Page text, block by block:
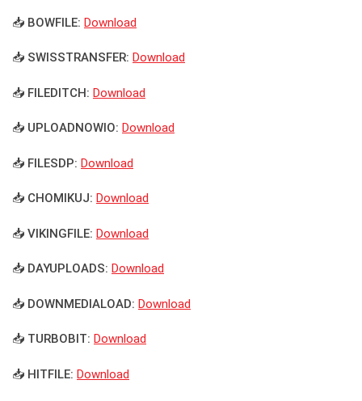
📥 BOWFILE: Download
📥 SWISSTRANSFER: Download
📥 FILEDITCH: Download
📥 UPLOADNOWIO: Download
📥 FILESDP: Download
📥 CHOMIKUJ: Download
📥 VIKINGFILE: Download
📥 DAYUPLOADS: Download
📥 DOWNMEDIALOAD: Download
📥 TURBOBIT: Download
📥 HITFILE: Download